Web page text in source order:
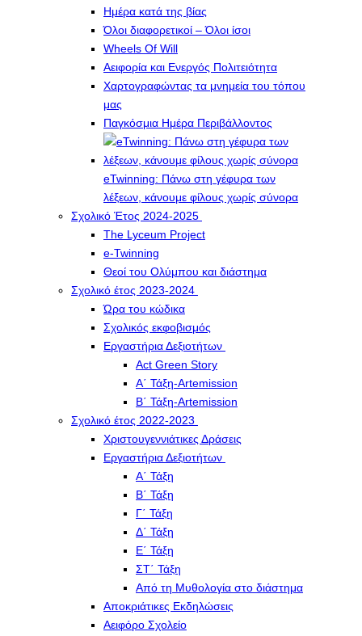
Ημέρα κατά της βίας
Όλοι διαφορετικοί – Όλοι ίσοι
Wheels Of Will
Αειφορία και Ενεργός Πολιτειότητα
Χαρτογραφώντας τα μνημεία του τόπου
μας
Παγκόσμια Ημέρα Περιβάλλοντος
eTwinning: Πάνω στη γέφυρα των
λέξεων, κάνουμε φίλους χωρίς σύνορα
Σχολικό Έτος 2024-2025
The Lyceum Project
e-Twinning
Θεοί του Ολύμπου και διάστημα
Σχολικό έτος 2023-2024
Ώρα του κώδικα
Σχολικός εκφοβισμός
Εργαστήρια Δεξιοτήτων
Act Green Story
Α΄ Τάξη-Artemission
Β΄ Τάξη-Artemission
Σχολικό έτος 2022-2023
Χριστουγεννιάτικες Δράσεις
Εργαστήρια Δεξιοτήτων
Α΄ Τάξη
Β΄ Τάξη
Γ΄ Τάξη
Δ΄ Τάξη
Ε΄ Τάξη
ΣΤ΄ Τάξη
Από τη Μυθολογία στο διάστημα
Αποκριάτικες Εκδηλώσεις
Αειφόρο Σχολείο